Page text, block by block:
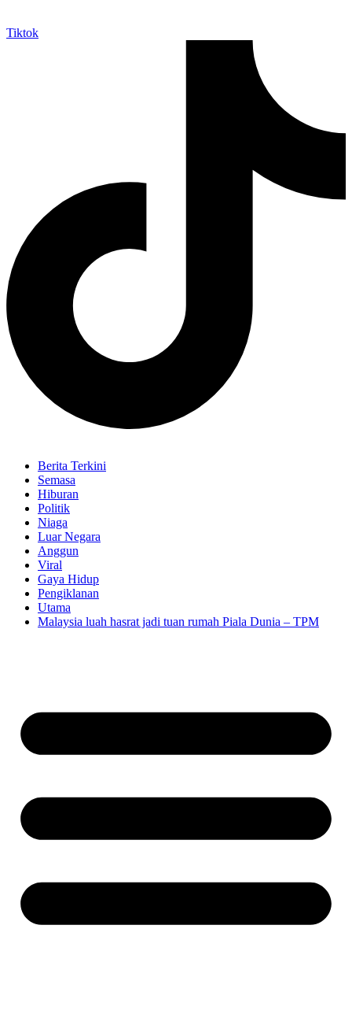
Tiktok
Berita Terkini
Semasa
Hiburan
Politik
Niaga
Luar Negara
Anggun
Viral
Gaya Hidup
Pengiklanan
Utama
Malaysia luah hasrat jadi tuan rumah Piala Dunia – TPM